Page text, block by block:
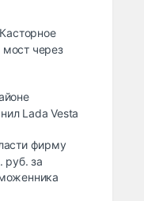
через
Lada Vesta
фирму
руб. за